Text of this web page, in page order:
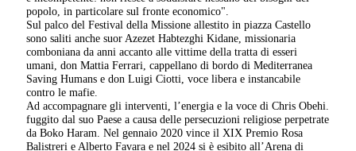
popolo, in particolare sul fronte economico".
Sul palco del Festival della Missione allestito in piazza Castello
sono saliti anche suor Azezet Habtezghi Kidane, missionaria
comboniana da anni accanto alle vittime della tratta di esseri
umani, don Mattia Ferrari, cappellano di bordo di Mediterranea
Saving Humans e don Luigi Ciotti, voce libera e instancabile
contro le mafie.
Ad accompagnare gli interventi, l’energia e la voce di Chris Obehi.
fuggito dal suo Paese a causa delle persecuzioni religiose perpetrate
da Boko Haram. Nel gennaio 2020 vince il XIX Premio Rosa
Balistreri e Alberto Favara e nel 2024 si è esibito all’Arena di